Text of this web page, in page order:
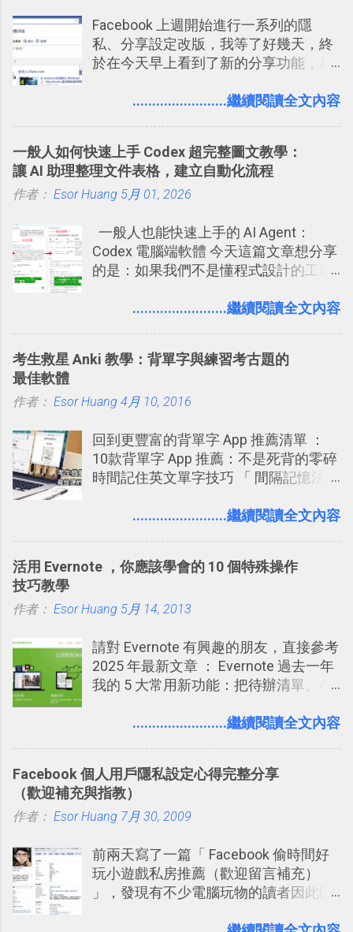
著 Trello ，卻還沒有在電腦玩物上寫過
一篇完整的介紹！雖然錯過了幾年前第
一時間推薦 Trello 的時機，但在這段時
澱自己的使用方法，歸納出「 為什麼值
學。 2015/6/13 新增： 免費專案管理軟
體推薦！困難計畫簡單管理 13 種工具
2016 年新增 ： 如何將 Trello 切換到繁
2016/7/7 新增 ： 如何活用 Trello 記
帳？我的理財計畫心得與看板範本
2016/7/13 新增： 如何將網頁資料快速
2016/8 新增： Trello 開放「強化功能」
技！最想要的強大 Trello 客製化範例教
急時間管理四象限在 Trello 活用與範本
用 Trello？ 8個專案排程協作重點技巧
2017/6 新增： 如何用 Trello 規劃自助
旅行？我的 Trello 行程計畫使用技巧教
卡片不再落落長？專案管理的5個關鍵
子彈筆記？我的 Trello GTD 方法範例看
板分享
Facebook 上週開始進行一系列的隱
私、分享設定改版，我等了好幾天，終
於在今天早上看到了新的分享功能，相
用新版的分享功能與隱私設定。 嚴格來
置。不過有一項很實用的設定是新增
的， 那就是可以 事先審查 朋友「標籤
你」的內容，決定要不要讓其他朋友看
標籤在他的訊息中，或是想把你標籤在
相片圖片裡，現在你都多了一個「事先
審查」的機制，可以決定這些你被標籤
鴉牆上，從而禁止可能的祕密被你其他
........................繼續閱讀全文內容
一般人如何快速上手 Codex 超完整圖文教學：
讓 AI 助理整理文件表格，建立自動化流程
作者： Esor Huang 5月 01, 2026
一般人也能快速上手的 AI Agent：
Codex 電腦端軟體 今天這篇文章想分享
的是：如果我們不是懂程式設計的工程
（ChatGPT） 的 Codex 工具？ 如何用
打造一個更自動化的電腦工作流程。
........................繼續閱讀全文內容
考生救星 Anki 教學：背單字與練習考古題的
最佳軟體
作者： Esor Huang 4月 10, 2016
回到更豐富的背單字 App 推薦清單 ：
10款背單字 App 推薦：不是死背的零碎
時間記住英文單字技巧 「 間隔記憶法
短期記憶變成長期記憶。 舉例來說我今
強；然後下次快要忘記可能變成相隔一
化，讓記憶延長到可能半個月；那時候
來一個月的記憶長度！就這樣反覆慢慢
拉長時間練習，就能讓一個東西成為腦
海中更深刻的記憶。 問題是，當我們一
要準備數百個考試問題時，自己手動進
練習的記憶卡片，自動規劃要延期複習
的卡片，每天自動產生記憶練習題，這
樣的軟體中最受好評的，或許就是今天
........................繼續閱讀全文內容
活用 Evernote ，你應該學會的 10 個特殊操作
技巧教學
作者： Esor Huang 5月 14, 2013
請對 Evernote 有興趣的朋友，直接參考
2025 年最新文章 ： Evernote 過去一年
我的 5 大常用新功能：把待辦清單、AI
介紹文章： 把不同筆記中的待辦清單統
大綱收合、目錄連結、錨點連結，整理
超長筆記應用案例分享 新功能教學： 會
議記錄不麻煩！我常用兩個 Evernote AI
學： Evernote 新增類似 Google 文件的
「免帳號登入」多人同步編輯功能
........................繼續閱讀全文內容
Facebook 個人用戶隱私設定心得完整分享
（歡迎補充與指教）
作者： Esor Huang 7月 30, 2009
前兩天寫了一篇「 Facebook 偷時間好
玩小遊戲私房推薦（歡迎留言補充）
」，發現有不少電腦玩物的讀者因此開